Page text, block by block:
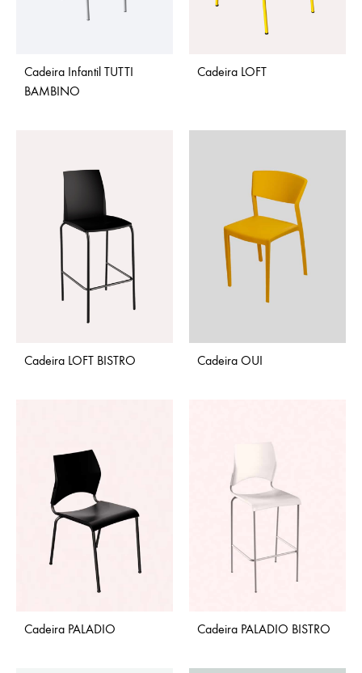
Cadeira Infantil TUTTI
BAMBINO
Cadeira LOFT
Cadeira LOFT BISTRO Cadeira OUI
Cadeira PALADIO Cadeira PALADIO BISTRO